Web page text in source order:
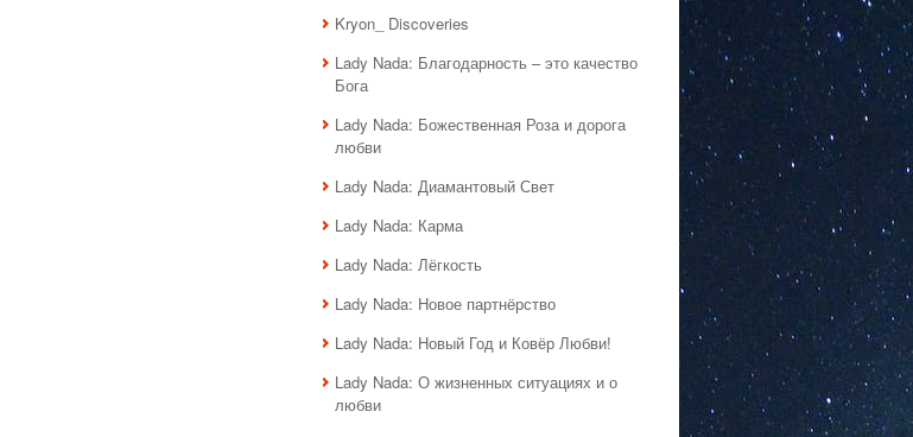
Kryon_ Discoveries
Lady Nada: Благодарность – это качество
Бога
Lady Nada: Божественная Роза и дорога
любви
Lady Nada: Диамантовый Свет
Lady Nada: Карма
Lady Nada: Лёгкость
Lady Nada: Новое партнёрство
Lady Nada: Новый Год и Ковёр Любви!
Lady Nada: О жизненных ситуациях и о
любви